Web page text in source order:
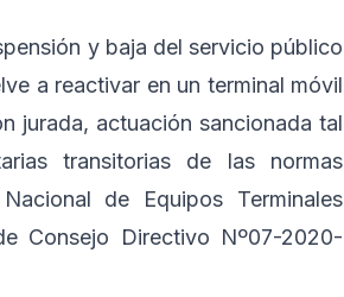
y baja del servicio público
a reactivar en un terminal móvil
jurada, actuación sancionada tal
transitorias de las normas
de Equipos Terminales
Consejo Directivo Nº07-2020-